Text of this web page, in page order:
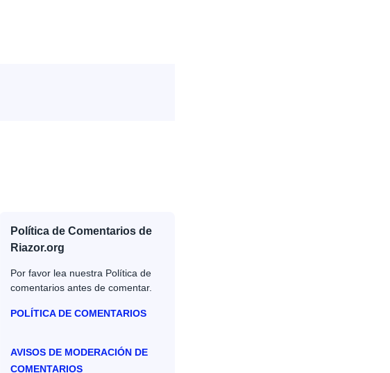
Política de Comentarios de
Riazor.org
Por favor lea nuestra Política de
comentarios antes de comentar.
POLÍTICA DE COMENTARIOS
AVISOS DE MODERACIÓN DE
COMENTARIOS